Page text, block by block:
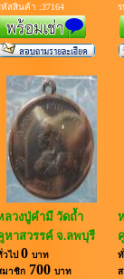
หัสสินค้า :37164
ลวงปู่คำมี วัดถ้ำ
หาสวรรค์ จ.ลพบุรี
วไป 0 บาท
มาชิก 700 บาท